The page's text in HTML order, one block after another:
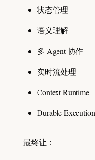
状态管理
语义理解
多 Agent 协作
实时流处理
Context Runtime
Durable Execution
最终让：